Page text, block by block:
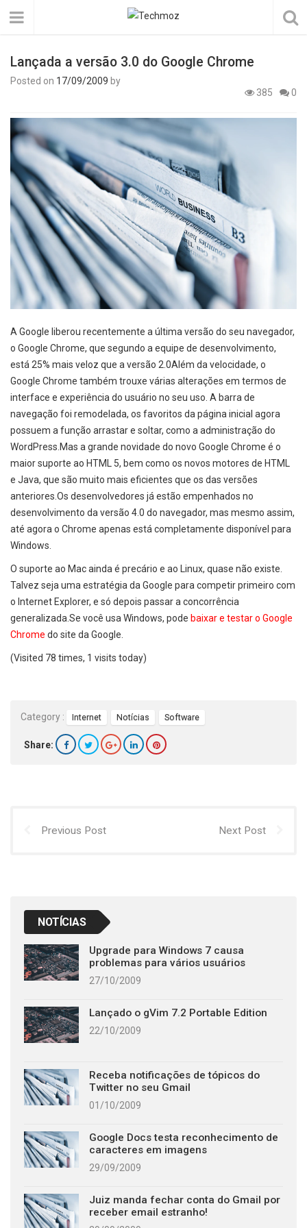
Lançada a versão 3.0 do Google Chrome
Posted on 17/09/2009 by
385
0
A Google liberou recentemente a última versão do seu navegador,
o Google Chrome, que segundo a equipe de desenvolvimento,
está 25% mais veloz que a versão 2.0Além da velocidade, o
Google Chrome também trouxe várias alterações em termos de
interface e experiência do usuário no seu uso. A barra de
navegação foi remodelada, os favoritos da página inicial agora
possuem a função arrastar e soltar, como a administração do
WordPress.Mas a grande novidade do novo Google Chrome é o
maior suporte ao HTML 5, bem como os novos motores de HTML
e Java, que são muito mais eficientes que os das versões
anteriores.Os desenvolvedores já estão empenhados no
desenvolvimento da versão 4.0 do navegador, mas mesmo assim,
até agora o Chrome apenas está completamente disponível para
Windows.
O suporte ao Mac ainda é precário e ao Linux, quase não existe.
Talvez seja uma estratégia da Google para competir primeiro com
o Internet Explorer, e só depois passar a concorrência
generalizada.Se você usa Windows, pode baixar e testar o Google
Chrome do site da Google.
(Visited 78 times, 1 visits today)
Category : Internet Notícias Software
Share:
Previous Post Next Post
NOTÍCIAS
Upgrade para Windows 7 causa
problemas para vários usuários
27/10/2009
Lançado o gVim 7.2 Portable Edition
22/10/2009
Receba notificações de tópicos do
Twitter no seu Gmail
01/10/2009
Google Docs testa reconhecimento de
caracteres em imagens
29/09/2009
Juiz manda fechar conta do Gmail por
receber email estranho!